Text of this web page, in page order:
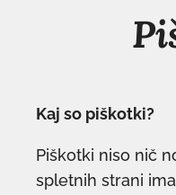
Kaj so piškotki?
Piškotki niso nič
spletnih strani